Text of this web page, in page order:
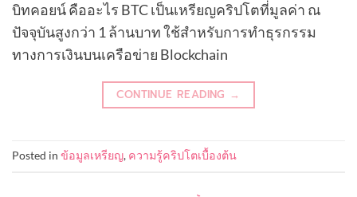
บิทคอยน์ คืออะไร BTC เป็นเหรียญคริปโตที่มูลค่า ณ
ปัจจุบันสูงกว่า 1 ล้านบาท ใช้สำหรับการทำธุรกรรม
ทางการเงินบนเครือข่าย Blockchain
CONTINUE READING →
Posted in ข้อมูลเหรียญ, ความรู้คริปโตเบื้องต้น